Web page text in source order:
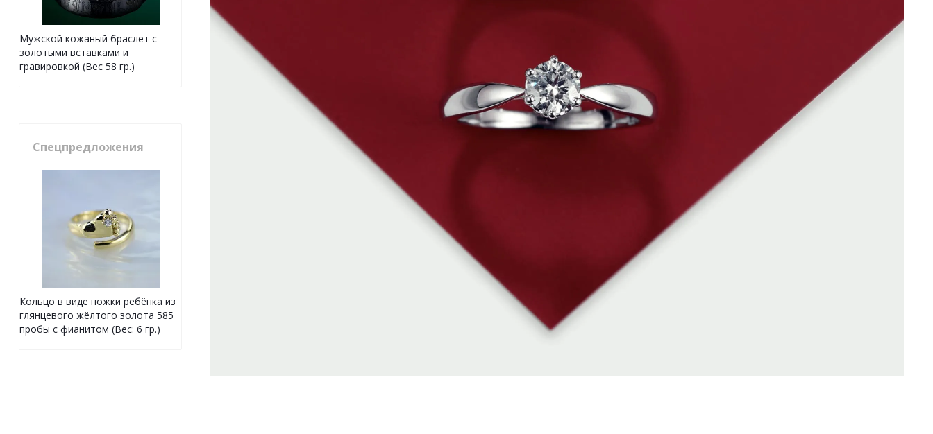
Мужской кожаный браслет с
золотыми вставками и
гравировкой (Вес 58 гр.)
Спецпредложения
Кольцо в виде ножки ребёнка из
глянцевого жёлтого золота 585
пробы с фианитом (Вес: 6 гр.)